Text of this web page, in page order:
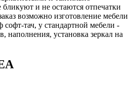
и не остаются отпечатки
возможно изготовление мебели
тач, у стандартной мебели -
наполнения, установка зеркал на